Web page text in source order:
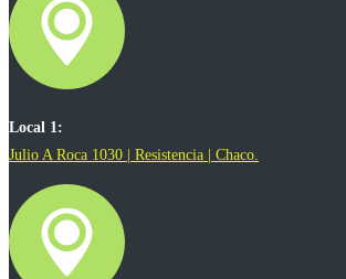
Local 1:
Julio A Roca 1030 | Resistencia | Chaco.